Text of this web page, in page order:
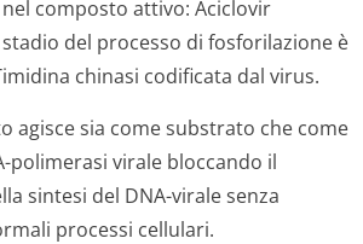
composto attivo: Aciclovir
del processo di fosforilazione è
chinasi codificata dal virus.
agisce sia come substrato che come
polimerasi virale bloccando il
sintesi del DNA-virale senza
processi cellulari.